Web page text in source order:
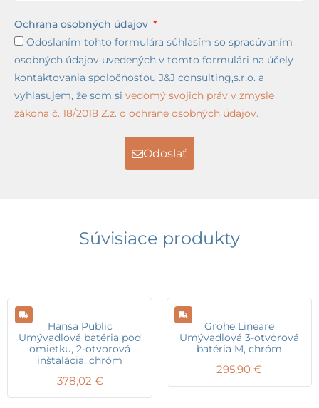
Ochrana osobných údajov
Odoslaním tohto formulára súhlasím so spracúvaním
osobných údajov uvedených v tomto formulári na účely
kontaktovania spoločnosťou J&J consulting,s.r.o. a
vyhlasujem, že som si vedomý svojich práv v zmysle
zákona č. 18/2018 Z.z. o ochrane osobných údajov.
Odoslať
Súvisiace produkty
Hansa Public
Umývadlová batéria pod
omietku, 2-otvorová
inštalácia, chróm
378,02 €
Grohe Lineare
Umývadlová 3-otvorová
batéria M, chróm
295,90 €